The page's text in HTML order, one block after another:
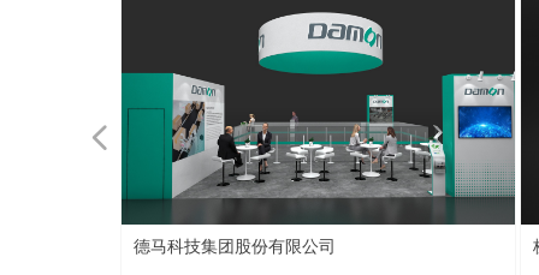
杭州壹悟科技有限公司
넳